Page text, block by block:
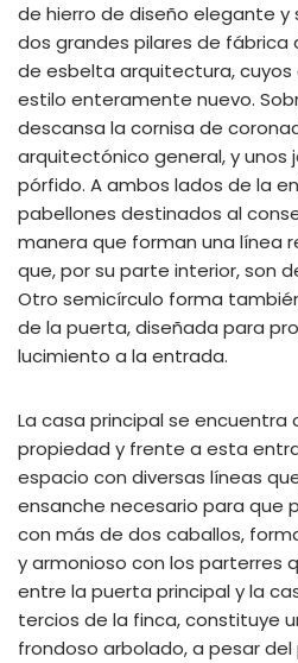
de hierro de diseño elegante y
dos grandes pilares de
de esbelta arquitectura, cuyos
estilo enteramente nuevo.
descansa la cornisa de
arquitectónico general, y unos
pórfido. A ambos lados de la
pabellones destinados al
manera que forman una línea
que, por su parte interior, son
Otro semicírculo forma
de la puerta, diseñada para
lucimiento a la entrada.
La casa principal se encuentra
propiedad y frente a esta
espacio con diversas líneas
ensanche necesario para que
con más de dos caballos,
y armonioso con los parterres
entre la puerta principal y la
tercios de la finca, constituye
frondoso arbolado, a pesar